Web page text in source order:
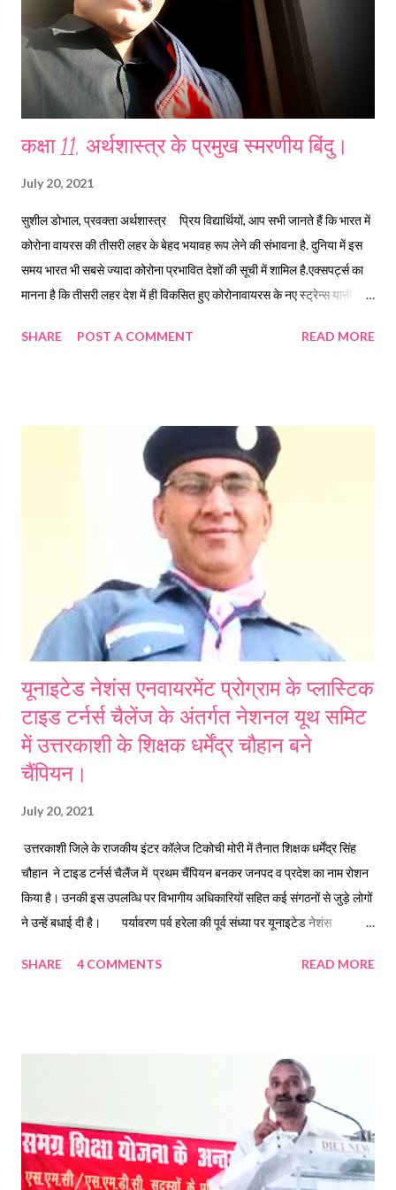
कक्षा 11, अर्थशास्त्र के प्रमुख स्मरणीय बिंदु।
July 20, 2021
सुशील डोभाल, प्रवक्ता अर्थशास्त्र प्रिय विद्यार्थियों, आप सभी जानते हैं कि भारत में
कोरोना वायरस की तीसरी लहर के बेहद भयावह रूप लेने की संभावना है. दुनिया में इस
समय भारत भी सबसे ज्यादा कोरोना प्रभावित देशों की सूची में शामिल है.एक्सपर्ट्स का
मानना है कि तीसरी लहर देश में ही विकसित हुए कोरोनावायरस के नए स्ट्रेन्स यानी
देखते हुए एक बार फिर से स्कूल कॉलेज बंद हैं और ऐसी परिस्थितियों में आपकी शैक्षिक
स्मरणीय बिंदु।" (इन बिंदुओं का ध्यानपूर्वक अध्ययन करें और अपनी पुस्तिकाओं में नोट
करें।) स्मरणीय बिन्दु- अर्थशास्त्रः इसका अध्ययन है कि कोई व्यक्ति या समाज अपने
वैकल्पिक प्रयोग वाले दुर्लभ ससांधनों का प्रयोग अपनी आवश्यकताओं की संतुष्टि के
लिए तथा उनका वितरण समाज मे...
SHARE POST A COMMENT READ MORE
यूनाइटेड नेशंस एनवायरमेंट प्रोग्राम के प्लास्टिक
टाइड टर्नर्स चैलेंज के अंतर्गत नेशनल यूथ समिट
में उत्तरकाशी के शिक्षक धर्मेंद्र चौहान बने
चैंपियन।
July 20, 2021
उत्तरकाशी जिले के राजकीय इंटर कॉलेज टिकोची मोरी में तैनात शिक्षक धर्मेंद्र सिंह
चौहान ने टाइड टर्नर्स चैलैंज में प्रथम चैंपियन बनकर जनपद व प्रदेश का नाम रोशन
किया है। उनकी इस उपलव्धि पर विभागीय अधिकारियों सहित कई संगठनों से जुड़े लोगों
ने उन्हें बधाई दी है। पर्यावरण पर्व हरेला की पूर्व संध्या पर यूनाइटेड नेशंस
आयोजन किया गया। सेंटर फॉर एनवायरमेंट एजुकेशन(CEE) एवं डब्ल्यू डब्ल्यू एफ
ने चैंपियन बनने में सफलता हासिल की। नेशनल यूथ समिट के दौरान भारत सरकार के
वन पर्यावरण एवं जलवायु परिवर्तन मंत्रालय द्वारा देश भर की उत्कृष्ट 20 टीमों को भी
सम्मानित किया गया। टाइड टर्नर्स चैलैंज में चैम्पियन के रूप में चयनित होने पर स्काउट
मास्ट...
SHARE 4 COMMENTS READ MORE